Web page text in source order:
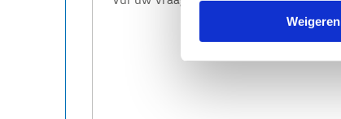
Weigeren